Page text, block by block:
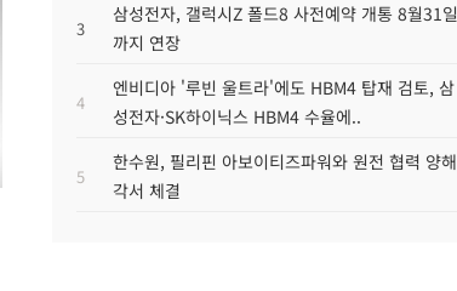
3
삼성전자, 갤럭시Z 폴드8 사전예약 개통 8월31일
까지 연장
4
엔비디아 '루빈 울트라'에도 HBM4 탑재 검토, 삼
성전자·SK하이닉스 HBM4 수율에..
5
한수원, 필리핀 아보이티즈파워와 원전 협력 양해
각서 체결